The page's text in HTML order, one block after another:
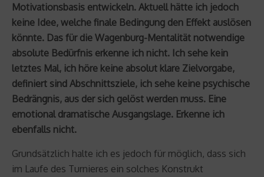
Motivationsbasis entwickeln. Aktuell hätte ich jedoch
keine Idee, welche finale Bedingung den Effekt auslösen
könnte. Das für die Wagenburg-Mentalität notwendige
absolute Bedürfnis erkenne ich nicht. Ich sehe kein
letztes Mal, ich höre keine absolut klare Zielvorgabe,
definiert sind Abschnittsziele, ich sehe keine psychische
Bedrängnis, aus der sich gelöst werden muss. Eine
emotional dramatische Ausgangslage. Erkenne ich
ebenfalls nicht.
Grundsätzlich halte ich es jedoch für möglich, dass sich
im Laufe des Turnieres ein solches Konstrukt